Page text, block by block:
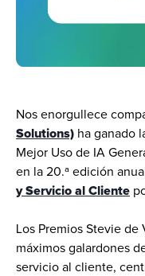
Nos enorgullece
Solutions) ha ganado
Mejor Uso de IA
en la 20.ª edición
y Servicio al Cliente
Los Premios Stevie
máximos galardones
servicio al cliente,